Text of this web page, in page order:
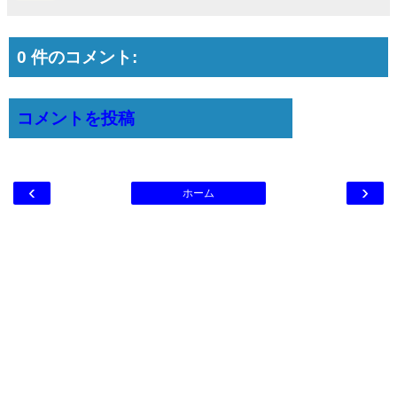
0 件のコメント:
コメントを投稿
‹ ›
ホーム